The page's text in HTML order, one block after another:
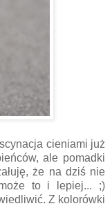
cieniami już
ale pomadki
że na dziś nie
to i lepiej... ;)
Z kolorówki